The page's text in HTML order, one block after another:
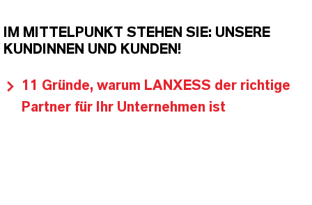
IM MITTELPUNKT STEHEN SIE: UNSERE
KUNDINNEN UND KUNDEN!
11 Gründe, warum LANXESS der richtige
Partner für Ihr Unternehmen ist